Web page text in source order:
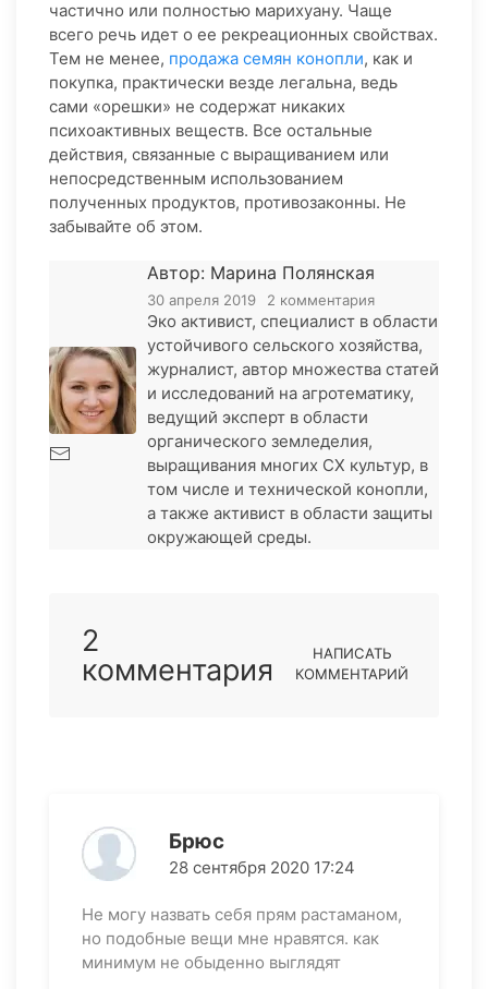
частично или полностью марихуану. Чаще
всего речь идет о ее рекреационных свойствах.
Тем не менее, продажа семян конопли, как и
покупка, практически везде легальна, ведь
сами «орешки» не содержат никаких
психоактивных веществ. Все остальные
действия, связанные с выращиванием или
непосредственным использованием
полученных продуктов, противозаконны. Не
забывайте об этом.
Автор: Марина Полянская
30 апреля 2019 2 комментария
Эко активист, специалист в области
устойчивого сельского хозяйства,
журналист, автор множества статей
и исследований на агротематику,
ведущий эксперт в области
органического земледелия,
выращивания многих СХ культур, в
том числе и технической конопли,
а также активист в области защиты
окружающей среды.
2
комментария
НАПИСАТЬ
КОММЕНТАРИЙ
Брюс
28 сентября 2020 17:24
Не могу назвать себя прям растаманом,
но подобные вещи мне нравятся. как
минимум не обыденно выглядят